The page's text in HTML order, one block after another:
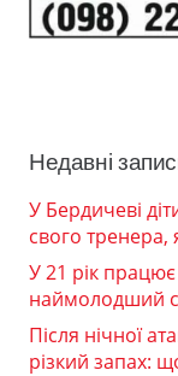
Недавні
У Бердичеві
свого тренера,
У 21 рік
наймолодший
Після нічної
різкий запах: